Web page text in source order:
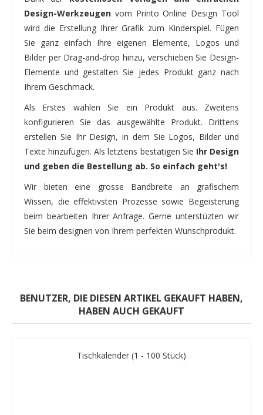
Design-Werkzeugen vom Printo Online Design Tool
wird die Erstellung Ihrer Grafik zum Kinderspiel. Fügen
Sie ganz einfach Ihre eigenen Elemente, Logos und
Bilder per Drag-and-drop hinzu, verschieben Sie Design-
Elemente und gestalten Sie jedes Produkt ganz nach
Ihrem Geschmack.
Als Erstes wählen Sie ein Produkt aus. Zweitens
konfigurieren Sie das ausgewählte Produkt. Drittens
erstellen Sie Ihr Design, in dem Sie Logos, Bilder und
Texte hinzufügen. Als letztens bestätigen Sie Ihr Design
und geben die Bestellung ab. So einfach geht's!
Wir bieten eine grosse Bandbreite an grafischem
Wissen, die effektivsten Prozesse sowie Begeisterung
beim bearbeiten Ihrer Anfrage. Gerne unterstüzten wir
Sie beim designen von Ihrem perfekten Wunschprodukt.
BENUTZER, DIE DIESEN ARTIKEL GEKAUFT HABEN,
HABEN AUCH GEKAUFT
Tischkalender (1 - 100 Stück)